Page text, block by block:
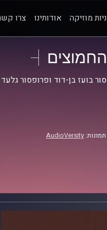
מוזיקה אודותינו צרו
החמוצים
בועז בן-דוד ופרופסור
AudioVersity